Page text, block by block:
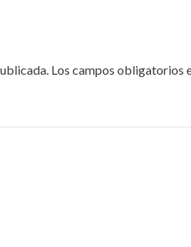
Los campos obligatorios